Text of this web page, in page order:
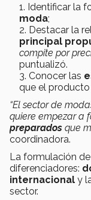
Identificar la
moda;
Destacar la
principal
compite por
puntualizó.
Conocer las
que el
“El sector de
quiere empezar a
preparados que
coordinadora.
La formulación
diferenciadores:
internacional y
sector.